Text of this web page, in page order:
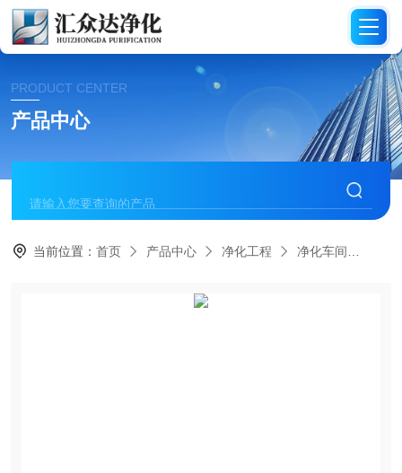
PRODUCT CENTER
产品中心
当前位置：首页 产品中心 净化工程 净化车间